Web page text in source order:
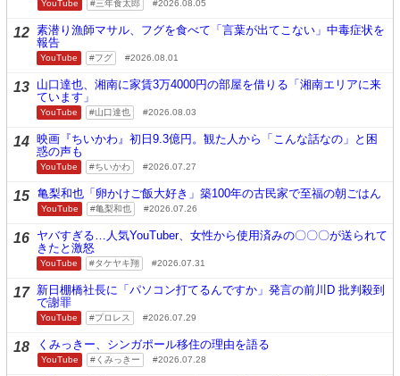
YouTube 三年食太郎 2026.08.05
12 素潜り漁師マサル、フグを食べて「言葉が出てこない」中毒症状を
報告
YouTube フグ 2026.08.01
13 山口達也、湘南に家賃3万4000円の部屋を借りる「湘南エリアに来
ています」
YouTube 山口達也 2026.08.03
14 映画『ちいかわ』初日9.3億円。観た人から「こんな話なの」と困
惑の声も
YouTube ちいかわ 2026.07.27
15 亀梨和也「卵かけご飯大好き」築100年の古民家で至福の朝ごはん
YouTube 亀梨和也 2026.07.26
16 ヤバすぎる…人気YouTuber、女性から使用済みの〇〇〇が送られて
きたと激怒
YouTube タケヤキ翔 2026.07.31
17 新日棚橋社長に「パソコン打てるんですか」発言の前川D 批判殺到
で謝罪
YouTube プロレス 2026.07.29
18 くみっきー、シンガポール移住の理由を語る
YouTube くみっきー 2026.07.28